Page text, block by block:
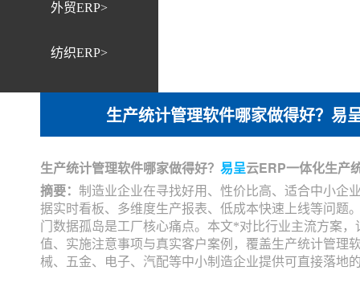
外贸ERP>
纺织ERP>
生产统计管理软件哪家做得好？易
生产统计管理软件哪家做得好？ 易呈云ERP一体化生产
摘要： 制造业企业在寻找好用、性价比高、适合中小企
据实时看板、多维度生产报表、低成本快速上线等问题
门数据孤岛是工厂核心痛点。本文*对比行业主流方案
值、实施注意事项与真实客户案例，覆盖生产统计管理
械、五金、电子、汽配等中小制造企业提供可直接落地